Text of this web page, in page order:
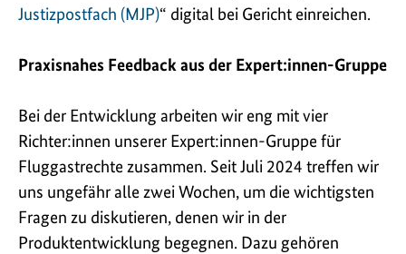
Justizpostfach (MJP)“ digital bei Gericht einreichen.
Praxisnahes Feedback aus der Expert:innen-Gruppe
Bei der Entwicklung arbeiten wir eng mit vier
Richter:innen unserer Expert:innen-Gruppe für
Fluggastrechte zusammen. Seit Juli 2024 treffen wir
uns ungefähr alle zwei Wochen, um die wichtigsten
Fragen zu diskutieren, denen wir in der
Produktentwicklung begegnen. Dazu gehören